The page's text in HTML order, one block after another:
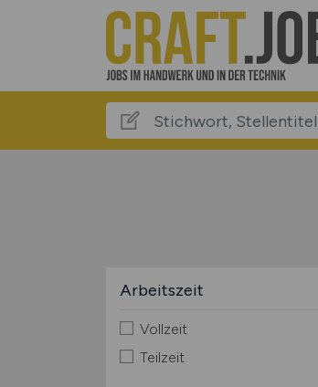
Arbeitszeit
Vollzeit
Teilzeit